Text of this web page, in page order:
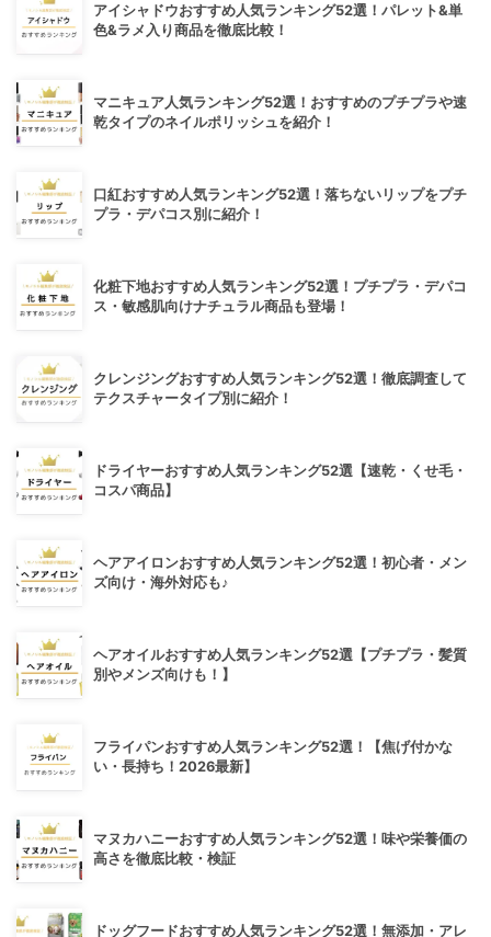
アイシャドウおすすめ人気ランキング52選！パレット&単
色&ラメ入り商品を徹底比較！
マニキュア人気ランキング52選！おすすめのプチプラや速
乾タイプのネイルポリッシュを紹介！
口紅おすすめ人気ランキング52選！落ちないリップをプチ
プラ・デパコス別に紹介！
化粧下地おすすめ人気ランキング52選！プチプラ・デパコ
ス・敏感肌向けナチュラル商品も登場！
クレンジングおすすめ人気ランキング52選！徹底調査して
テクスチャータイプ別に紹介！
ドライヤーおすすめ人気ランキング52選【速乾・くせ毛・
コスパ商品】
ヘアアイロンおすすめ人気ランキング52選！初心者・メン
ズ向け・海外対応も♪
ヘアオイルおすすめ人気ランキング52選【プチプラ・髪質
別やメンズ向けも！】
フライパンおすすめ人気ランキング52選！【焦げ付かな
い・長持ち！2026最新】
マヌカハニーおすすめ人気ランキング52選！味や栄養価の
高さを徹底比較・検証
ドッグフードおすすめ人気ランキング52選！無添加・アレ